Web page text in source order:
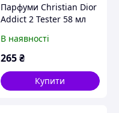
Парфуми Christian Dior
Addict 2 Tester 58 мл
В наявності
265₴
Купити